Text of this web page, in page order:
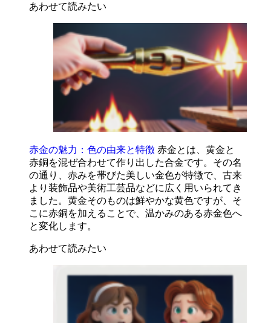
あわせて読みたい
赤金の魅力：色の由来と特徴 赤金とは、黄金と
赤銅を混ぜ合わせて作り出した合金です。その名
の通り、赤みを帯びた美しい金色が特徴で、古来
より装飾品や美術工芸品などに広く用いられてき
ました。黄金そのものは鮮やかな黄色ですが、そ
こに赤銅を加えることで、温かみのある赤金色へ
と変化します。
あわせて読みたい